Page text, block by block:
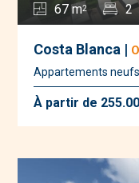
67 m2 2
Costa Blanca |
Appartements
À partir de